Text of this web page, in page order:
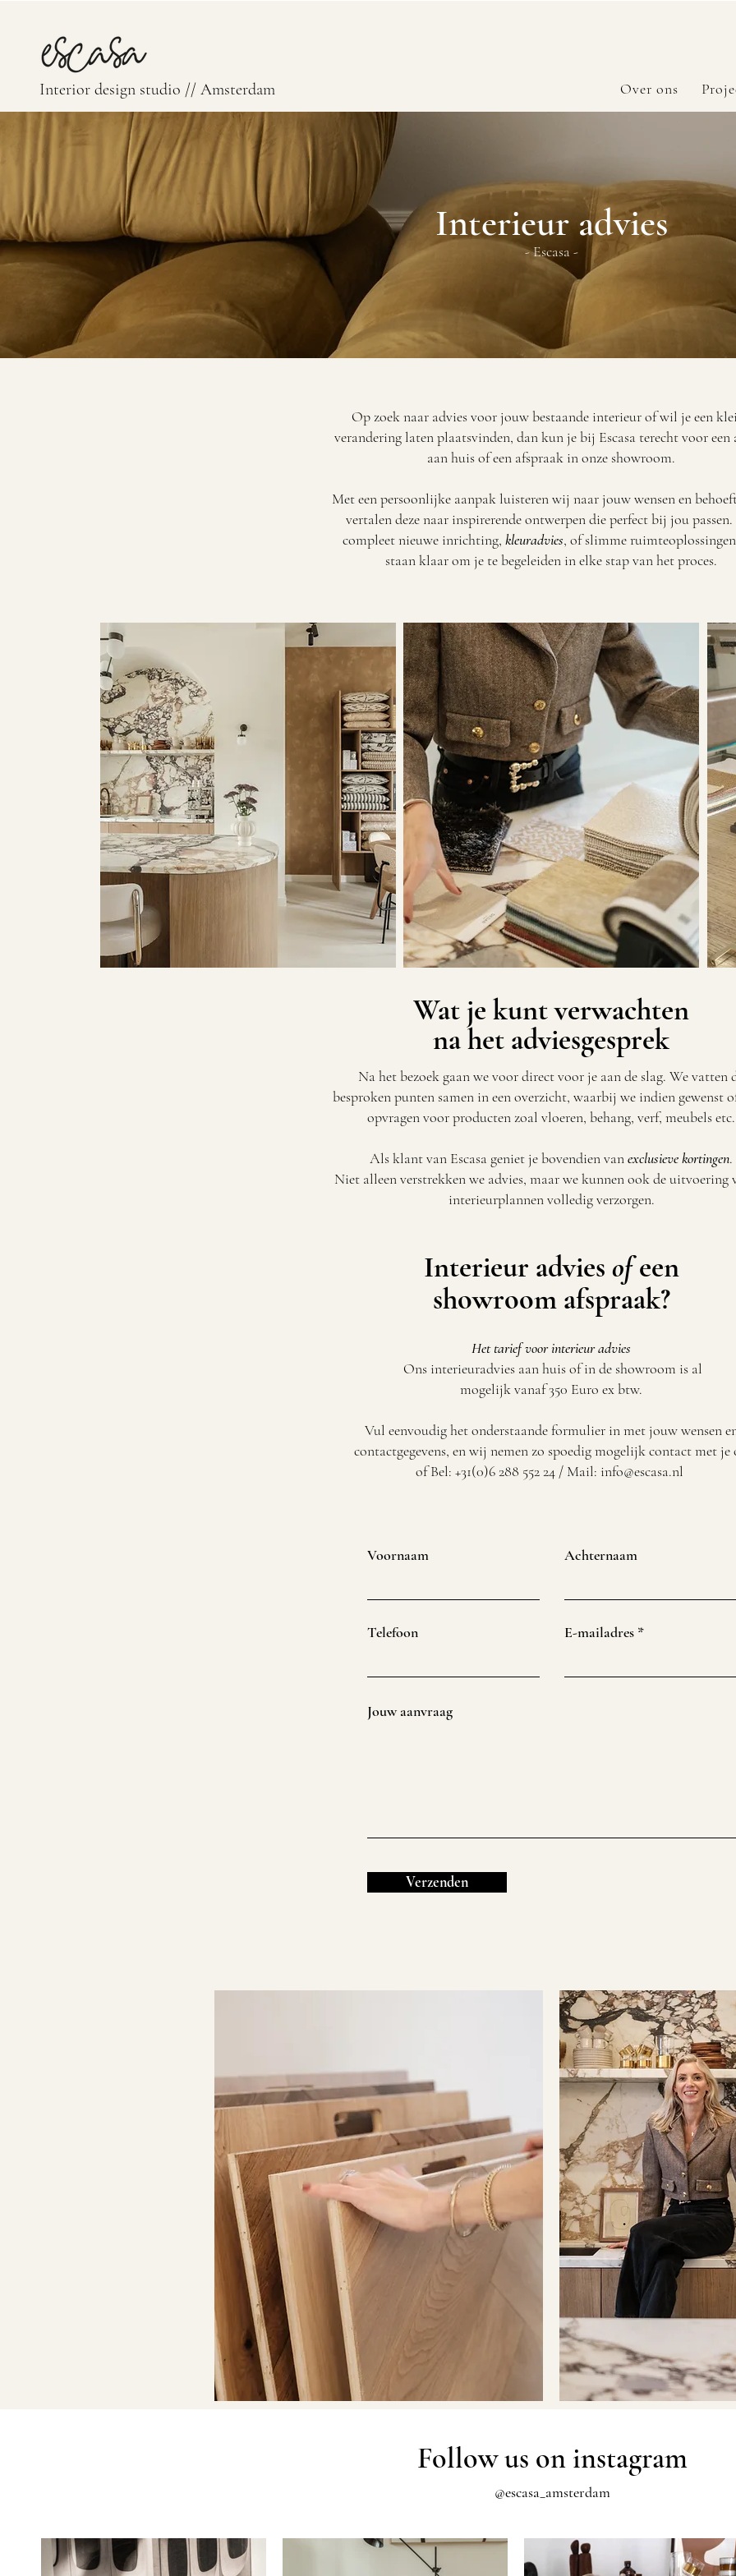
Interior design studio // Amsterdam Over ons
Interieur advies
- Escasa -
Op zoek naar advies voor jouw bestaande interieur of wil je een
verandering laten plaatsvinden, dan kun je bij Escasa terecht voor een
aan huis of een afspraak in onze showroom.
Met een persoonlijke aanpak luisteren wij naar jouw wensen en
vertalen deze naar inspirerende ontwerpen die perfect bij jou passen.
compleet nieuwe inrichting, kleuradvies, of slimme
staan klaar om je te begeleiden in elke stap van het proces.
Wat je kunt verwachten
na het adviesgesprek
Na het bezoek gaan we voor direct voor je aan de slag. We vatten
besproken punten samen in een overzicht, waarbij we indien gewenst
opvragen voor producten zoal vloeren, behang, verf, meubels etc.
Als klant van Escasa geniet je bovendien vanexclusieve kortingen.
Niet alleen verstrekken we advies, maar we kunnen ook de uitvoering
interieurplannen volledig verzorgen.
Interieur advies ofeen
showroom afspraak?
Het tarief voor interieur advies
Ons interieuradvies aan huis of in de showroom is al
mogelijk vanaf 350 Euro ex btw.
Vul eenvoudig het onderstaande formulier in met jouw wensen
contactgegevens, en wij nemen zo spoedig mogelijk contact met je
of Bel: +31(0)6 288 552 24 / Mail: info@escasa.nl
Voornaam Achternaam
Telefoon E-mailadres
Jouw aanvraag
Verzenden
Follow us on instagram
@escasa_amsterdam